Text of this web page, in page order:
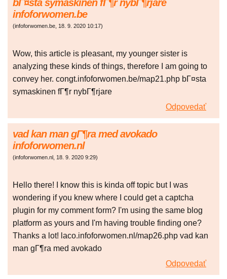
bГ¤sta symaskinen fГ¶r nybГ¶rjare
infoforwomen.be
(infoforwomen.be, 18. 9. 2020 10:17)
Wow, this article is pleasant, my younger sister is
analyzing these kinds of things, therefore I am going to
convey her. congt.infoforwomen.be/map21.php bГ¤sta
symaskinen fГ¶r nybГ¶rjare
Odpovedať
vad kan man gГ¶ra med avokado
infoforwomen.nl
(infoforwomen.nl , 18. 9. 2020 9:29)
Hello there! I know this is kinda off topic but I was
wondering if you knew where I could get a captcha
plugin for my comment form? I'm using the same blog
platform as yours and I'm having trouble finding one?
Thanks a lot! laco.infoforwomen.nl/map26.php vad kan
man gГ¶ra med avokado
Odpovedať